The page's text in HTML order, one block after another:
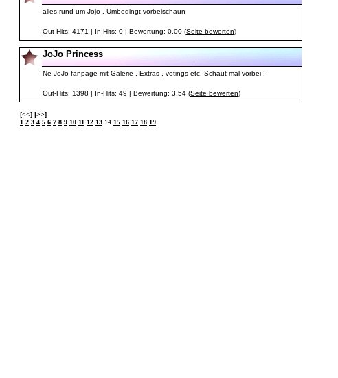
alles rund um Jojo . Umbedingt vorbeischaun
Out-Hits: 4171 | In-Hits: 0 | Bewertung: 0.00 (Seite bewerten)
JoJo Princess
Ne JoJo fanpage mit Galerie , Extras , votings etc. Schaut mal vorbei !
Out-Hits: 1398 | In-Hits: 49 | Bewertung: 3.54 (Seite bewerten)
[<<] [>>]
1 2 3 4 5 6 7 8 9 10 11 12 13 14 15 16 17 18 19